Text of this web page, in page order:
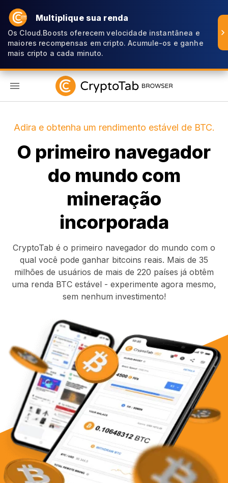
Multiplique sua renda
Os Cloud.Boosts oferecem velocidade instantânea e
maiores recompensas em cripto. Acumule-os e ganhe
mais cripto a cada minuto.
Adira e obtenha um rendimento estável de BTC.
O primeiro navegador
do mundo com
mineração
incorporada
CryptoTab é o primeiro navegador do mundo com o
qual você pode ganhar bitcoins reais. Mais de 35
milhões de usuários de mais de 220 países já obtêm
uma renda BTC estável - experimente agora mesmo,
sem nenhum investimento!